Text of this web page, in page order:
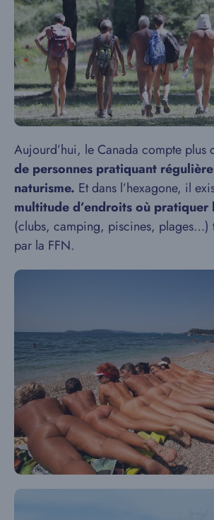
Aujourd’hui, le Canada compte plus
de personnes pratiquant
naturisme. Et dans l’hexagone, il
multitude d’endroits où pratiquer
(clubs, camping, piscines, plages…)
par la FFN.